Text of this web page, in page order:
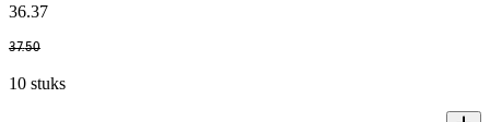
36.37
37.50
10 stuks